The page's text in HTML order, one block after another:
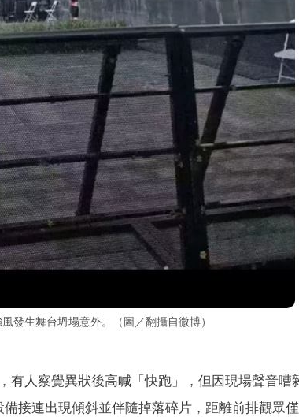
發生舞台坍塌意外。（圖／翻攝自微博）
有人察覺異狀後高喊「快跑」，但因現場聲音嘈
接連出現傾斜並伴隨掉落碎片，距離前排觀眾